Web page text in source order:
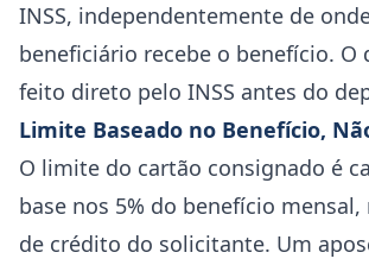
INSS, independentemente de
beneficiário recebe o benefício. O
feito direto pelo INSS antes do
Limite Baseado no Benefício,
O limite do cartão consignado é
base nos 5% do benefício
de crédito do solicitante. Um